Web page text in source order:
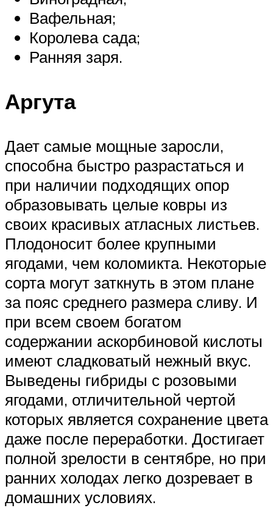
Вафельная;
Королева сада;
Ранняя заря.
Аргута
Дает самые мощные заросли,
способна быстро разрастаться и
при наличии подходящих опор
образовывать целые ковры из
своих красивых атласных листьев.
Плодоносит более крупными
ягодами, чем коломикта. Некоторые
сорта могут заткнуть в этом плане
за пояс среднего размера сливу. И
при всем своем богатом
содержании аскорбиновой кислоты
имеют сладковатый нежный вкус.
Выведены гибриды с розовыми
ягодами, отличительной чертой
которых является сохранение цвета
даже после переработки. Достигает
полной зрелости в сентябре, но при
ранних холодах легко дозревает в
домашних условиях.